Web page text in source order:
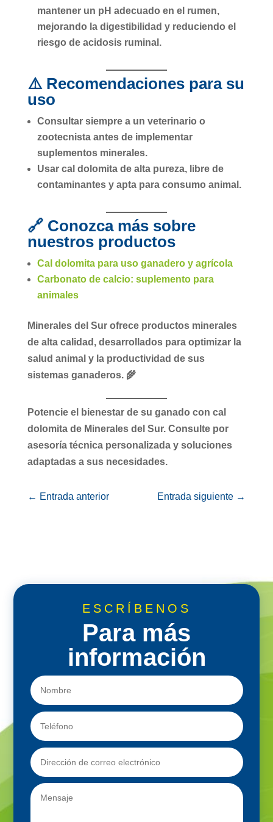
mantener un pH adecuado en el rumen,
mejorando la digestibilidad y reduciendo el
riesgo de acidosis ruminal .
⚠️ Recomendaciones para su
uso
Consultar siemprea un veterinario o
zootecnista antes de implementar
suplementos minerales.
Usar cal dolomita de alta pureza, libre de
contaminantes y apta para consumo animal.
🔗 Conozca más sobre
nuestros productos
Cal dolomita para uso ganadero y agrícola
Carbonato de calcio: suplemento para
animales
Minerales del Surofrece productos minerales
de alta calidad, desarrollados para optimizar la
salud animal y la productividad de sus
sistemas ganaderos. 🌾
Potencie el bienestar de su ganado con cal
dolomita de Minerales del Sur. Consulte por
asesoría técnica personalizada y soluciones
adaptadas a sus necesidades.
← Entrada anterior Entrada siguiente →
ESCRÍBENOS
Para más
información